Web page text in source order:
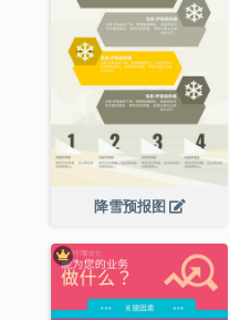
降雪预报图